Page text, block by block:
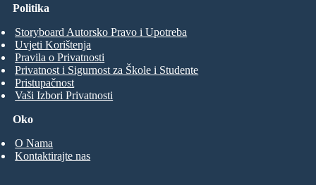
Oko
O Nama
Kontaktirajte nas
Politika
Storyboard Autorsko Pravo i Upotreba
Uvjeti Korištenja
Pravila o Privatnosti
Privatnost i Sigurnost za Škole i Studente
Pristupačnost
Vaši Izbori Privatnosti